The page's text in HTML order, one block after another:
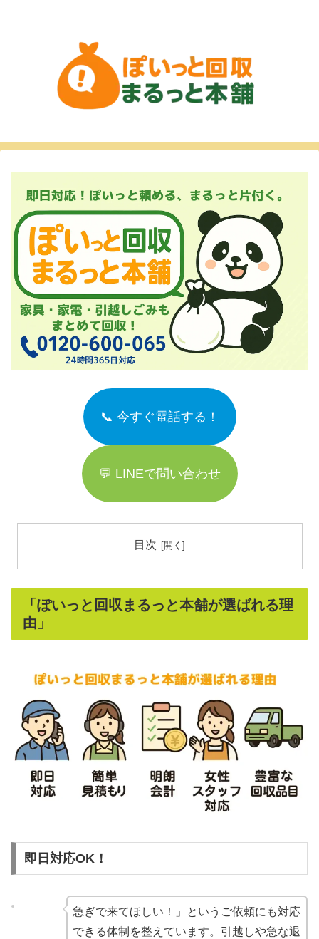
📞 今すぐ電話する！
💬 LINEで問い合わせ
目次
「ぽいっと回収まるっと本舗が選ばれる理
由」
即日対応OK！
急ぎで来てほしい！」というご依頼にも対応
できる体制を整えています。引越しや急な退